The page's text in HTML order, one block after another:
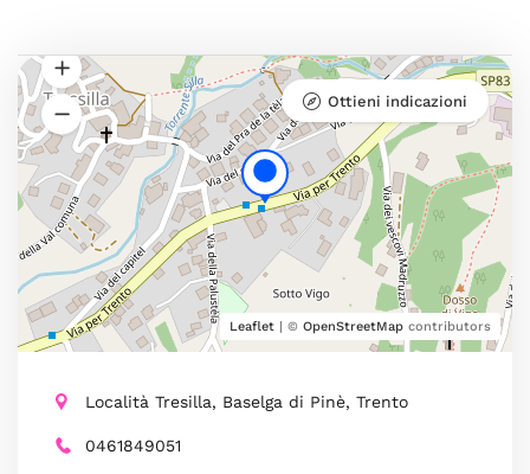
Leaflet | © OpenStreetMap contributors
Ottieni indicazioni
Località Tresilla, Baselga di Pinè, Trento
0461849051